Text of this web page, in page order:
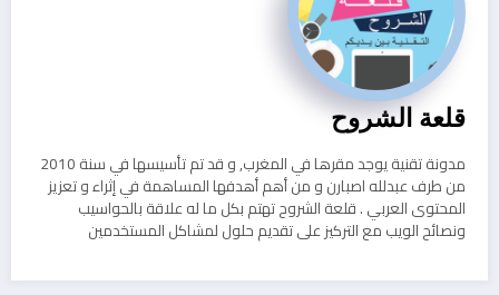
قلعة الشروح
مدونة تقنية يوجد مقرها في المغرب, و قد تم تأسيسها في سنة 2010
من طرف عبدلله اصبارن و من أهم أهدفها المساهمة في إثراء و تعزيز
المحتوى العربي . قلعة الشروح تهتم بكل ما له علاقة بالحواسيب
ونصائح الويب مع التركيز على تقديم حلول لمشاكل المستخدمين